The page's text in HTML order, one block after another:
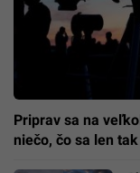
Priprav sa na
niečo, čo sa len